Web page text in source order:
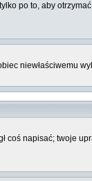
po to, aby
niewłaściwemu
coś napisać; twoje